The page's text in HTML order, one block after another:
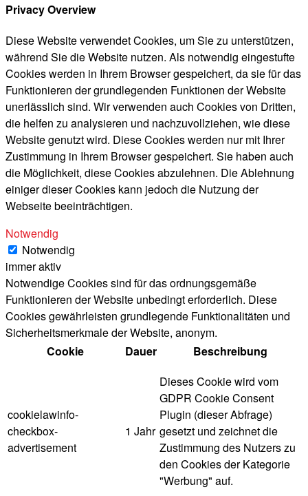
Privacy Overview
Diese Website verwendet Cookies, um Sie zu unterstützen,
während Sie die Website nutzen. Als notwendig eingestufte
Cookies werden in Ihrem Browser gespeichert, da sie für das
Funktionieren der grundlegenden Funktionen der Website
unerlässlich sind. Wir verwenden auch Cookies von Dritten,
die helfen zu analysieren und nachzuvollziehen, wie diese
Website genutzt wird. Diese Cookies werden nur mit Ihrer
Zustimmung in Ihrem Browser gespeichert. Sie haben auch
die Möglichkeit, diese Cookies abzulehnen. Die Ablehnung
einiger dieser Cookies kann jedoch die Nutzung der
Webseite beeinträchtigen.
Notwendig
Notwendig
immer aktiv
Notwendige Cookies sind für das ordnungsgemäße
Funktionieren der Website unbedingt erforderlich. Diese
Cookies gewährleisten grundlegende Funktionalitäten und
Sicherheitsmerkmale der Website, anonym.
Cookie
Dauer Beschreibung
cookielawinfo-
checkbox-
advertisement
1 Jahr
Dieses Cookie wird vom
GDPR Cookie Consent
Plugin (dieser Abfrage)
gesetzt und zeichnet die
Zustimmung des Nutzers zu
den Cookies der Kategorie
"Werbung" auf.